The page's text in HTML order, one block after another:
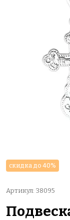
скидка до 40%
Артикул: 38095